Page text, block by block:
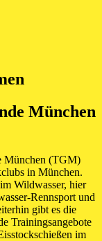
München
München (TGM)
in München.
Wildwasser, hier
Rennsport und
gibt es die
Trainingsangebote
im